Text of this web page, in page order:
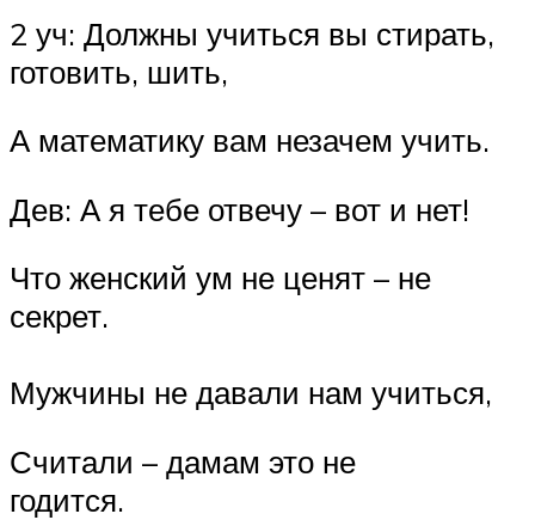
2 уч: Должны учиться вы стирать,
готовить, шить,
А математику вам незачем учить.
Дев: А я тебе отвечу – вот и нет!
Что женский ум не ценят – не
секрет.
Мужчины не давали нам учиться,
Считали – дамам это не
годится.